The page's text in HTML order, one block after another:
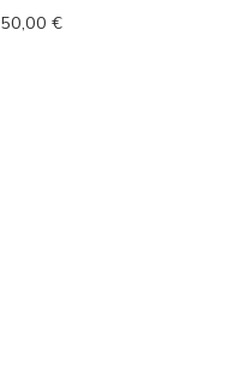
50,00 €